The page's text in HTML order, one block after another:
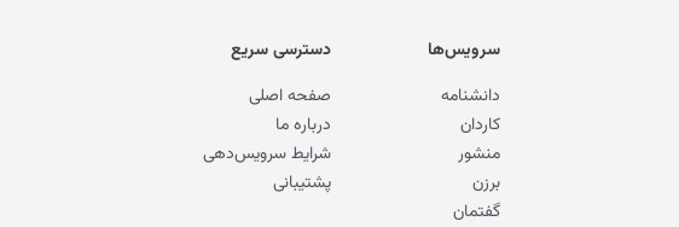
سرویس‌ها
دانشنامه
کاردان
منشور
برزن
گفتمان
دسترسی سریع
صفحه اصلی
درباره ما
شرایط سرویس‌دهی
پشتیبانی